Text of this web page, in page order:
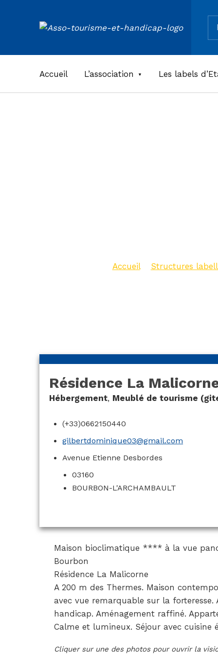
ASSOCIATION TOURISME ET HANDICAPS
Accueil L’association Les labels
Accueil> Structures
Résidence La
Hébergement, Meublé de tourisme
(+33)0662150440
gilbertdominique03@gmail.com
Avenue Etienne Desbordes
03160
BOURBON-L'ARCHAMBAULT
Maison bioclimatique **** à la vue
Bourbon
Résidence La Malicorne
A 200 m des Thermes. Maison
avec vue remarquable sur la
handicap. Aménagement raffiné.
Calme et lumineux. Séjour avec cuisine
Cliquer sur une des photos pour ouvrir la